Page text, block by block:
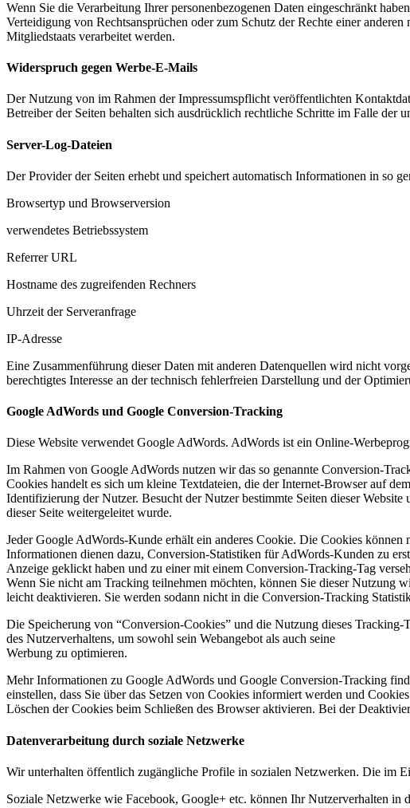
Wenn Sie die Verarbeitung Ihrer personenbezogenen Daten eingeschränkt
Verteidigung von Rechtsansprüchen oder zum Schutz der Rechte einer
Mitgliedstaats verarbeitet werden.
Widerspruch gegen Werbe-E-Mails
Der Nutzung von im Rahmen der Impressumspflicht veröffentlichten
Betreiber der Seiten behalten sich ausdrücklich rechtliche Schritte im Falle
Server-Log-Dateien
Der Provider der Seiten erhebt und speichert automatisch Informationen in so
Browsertyp und Browserversion
verwendetes Betriebssystem
Referrer URL
Hostname des zugreifenden Rechners
Uhrzeit der Serveranfrage
IP-Adresse
Eine Zusammenführung dieser Daten mit anderen Datenquellen wird nicht
berechtigtes Interesse an der technisch fehlerfreien Darstellung und der
Google AdWords und Google Conversion-Tracking
Diese Website verwendet Google AdWords. AdWords ist ein Online-
Im Rahmen von Google AdWords nutzen wir das so genannte Conversion-
Cookies handelt es sich um kleine Textdateien, die der Internet-Browser auf
Identifizierung der Nutzer. Besucht der Nutzer bestimmte Seiten dieser
dieser Seite weitergeleitet wurde.
Jeder Google AdWords-Kunde erhält ein anderes Cookie. Die Cookies
Informationen dienen dazu, Conversion-Statistiken für AdWords-Kunden zu
Anzeige geklickt haben und zu einer mit einem Conversion-Tracking-Tag
Wenn Sie nicht am Tracking teilnehmen möchten, können Sie dieser Nutzung
leicht deaktivieren. Sie werden sodann nicht in die Conversion-Tracking
Die Speicherung von “Conversion-Cookies” und die Nutzung dieses
des Nutzerverhaltens, um sowohl sein Webangebot als auch seine
Werbung zu optimieren.
Mehr Informationen zu Google AdWords und Google Conversion-Tracking
einstellen, dass Sie über das Setzen von Cookies informiert werden und
Löschen der Cookies beim Schließen des Browser aktivieren. Bei der
Datenverarbeitung durch soziale Netzwerke
Wir unterhalten öffentlich zugängliche Profile in sozialen Netzwerken. Die im
Soziale Netzwerke wie Facebook, Google+ etc. können Ihr Nutzerverhalten in